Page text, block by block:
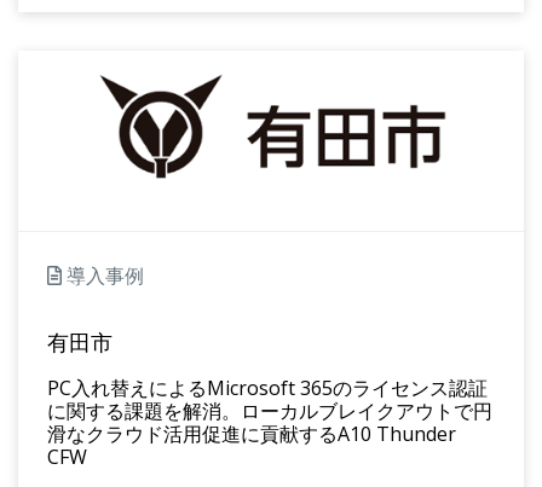
導入事例
有田市
PC入れ替えによるMicrosoft 365のライセンス認証
に関する課題を解消。ローカルブレイクアウトで円
滑なクラウド活用促進に貢献するA10 Thunder
CFW